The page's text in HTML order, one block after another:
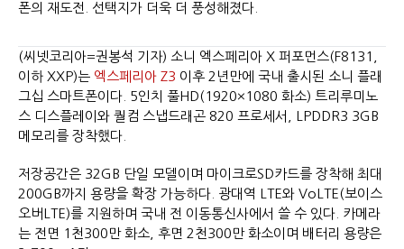
폰의 재도전. 선택지가 더욱 더 풍성해졌다.
(씨넷코리아=권봉석 기자) 소니 엑스페리아 X 퍼포먼스(F8131,
이하 XXP)는 엑스페리아 Z3 이후 2년만에 국내 출시된 소니 플래
그십 스마트폰이다. 5인치 풀HD(1920×1080 화소) 트리루미노
스 디스플레이와 퀄컴 스냅드래곤 820 프로세서, LPDDR3 3GB
메모리를 장착했다.
저장공간은 32GB 단일 모델이며 마이크로SD카드를 장착해 최대
200GB까지 용량을 확장 가능하다. 광대역 LTE와 VoLTE(보이스
오버LTE)를 지원하며 국내 전 이동통신사에서 쓸 수 있다. 카메라
는 전면 1천300만 화소, 후면 2천300만 화소이며 배터리 용량은